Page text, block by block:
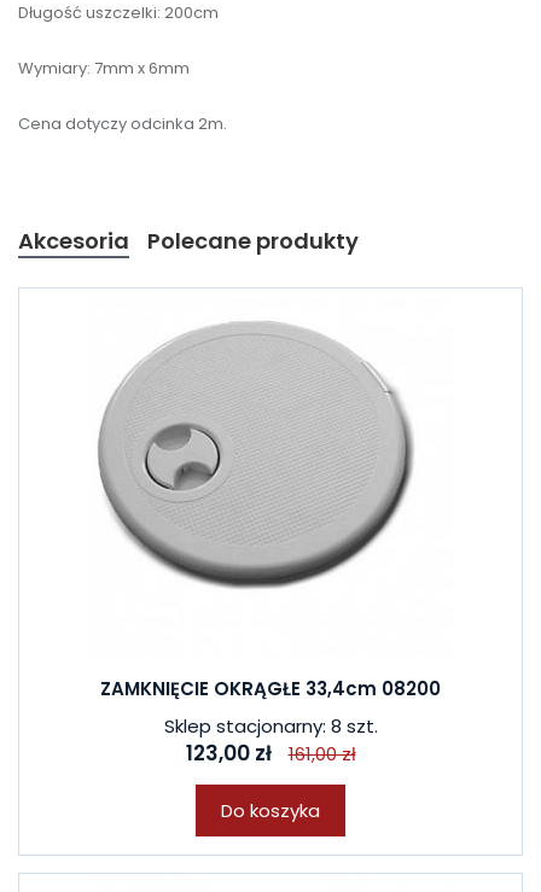
Długość uszczelki: 200cm
Wymiary: 7mm x 6mm
Cena dotyczy odcinka 2m.
Akcesoria Polecane produkty
ZAMKNIĘCIE OKRĄGŁE 33,4cm 08200
Sklep stacjonarny: 8 szt.
123,00 zł 161,00 zł
Do koszyka